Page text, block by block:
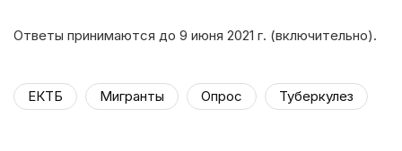
Ответы принимаются до 9 июня 2021 г. (включительно).
ЕКТБ Мигранты Опрос Туберкулез